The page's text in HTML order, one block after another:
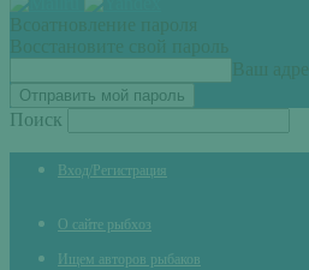
Всоатновление пароля
Восстановите свой пароль
Ваш
Поиск
Вход/Регистрация
О сайте рыбхоз
Ищем авторов рыбаков